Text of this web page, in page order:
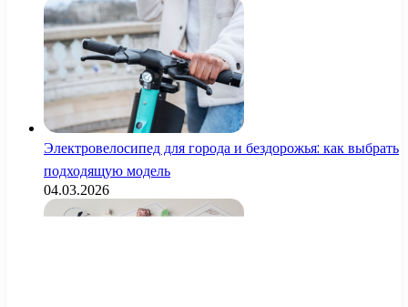
Электровелосипед для города и бездорожья: как выбрать
подходящую модель
04.03.2026